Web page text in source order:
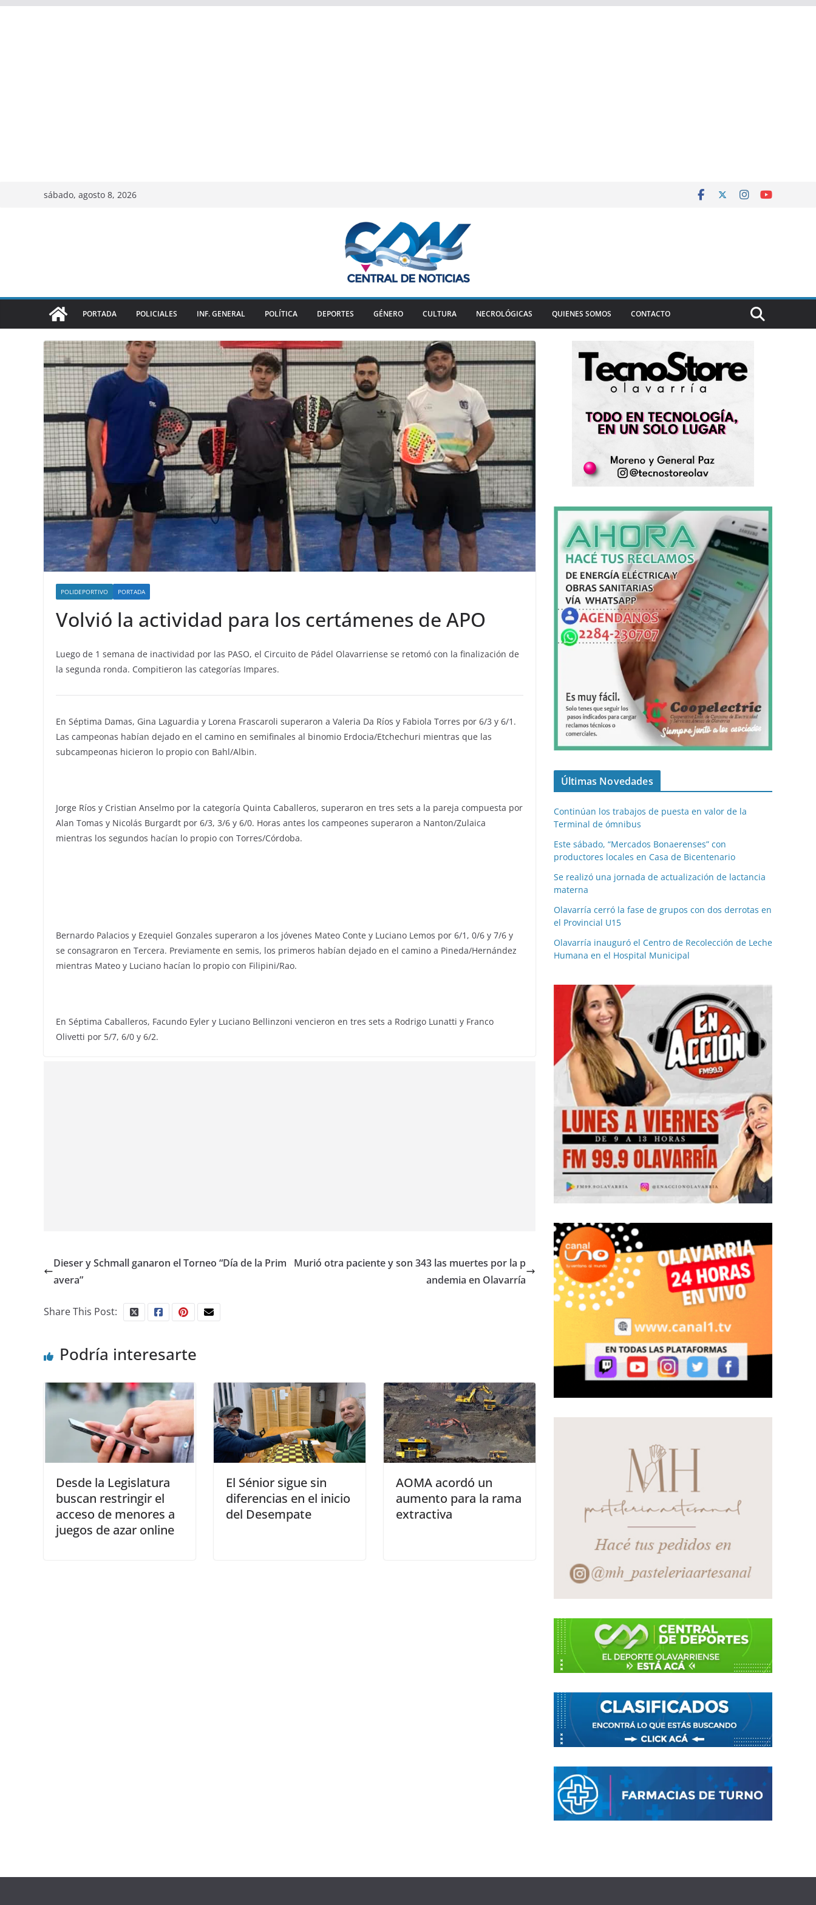
sábado, agosto 8, 2026
PORTADA POLICIALES INF. GENERAL POLÍTICA DEPORTES GÉNERO CULTURA NECROLÓGICAS QUIENES SOMOS CONTACTO
POLIDEPORTIVO PORTADA
Volvió la actividad para los certámenes de APO
Luego de 1 semana de inactividad por las PASO, el Circuito de Pádel Olavarriense se retomó con la finalización de
la segunda ronda. Compitieron las categorías Impares.
En Séptima Damas, Gina Laguardia y Lorena Frascaroli superaron a Valeria Da Ríos y Fabiola Torres por 6/3 y 6/1.
Las campeonas habían dejado en el camino en semifinales al binomio Erdocia/Etchechuri mientras que las
subcampeonas hicieron lo propio con Bahl/Albin.
Jorge Ríos y Cristian Anselmo por la categoría Quinta Caballeros, superaron en tres sets a la pareja compuesta por
Alan Tomas y Nicolás Burgardt por 6/3, 3/6 y 6/0. Horas antes los campeones superaron a Nanton/Zulaica
mientras los segundos hacían lo propio con Torres/Córdoba.
Bernardo Palacios y Ezequiel Gonzales superaron a los jóvenes Mateo Conte y Luciano Lemos por 6/1, 0/6 y 7/6 y
se consagraron en Tercera. Previamente en semis, los primeros habían dejado en el camino a Pineda/Hernández
mientras Mateo y Luciano hacían lo propio con Filipini/Rao.
En Séptima Caballeros, Facundo Eyler y Luciano Bellinzoni vencieron en tres sets a Rodrigo Lunatti y Franco
Olivetti por 5/7, 6/0 y 6/2.
Dieser y Schmall ganaron el Torneo “Día de la Prim
avera”
Murió otra paciente y son 343 las muertes por la p
andemia en Olavarría
Share This Post:
Podría interesarte
Desde la Legislatura
buscan restringir el
acceso de menores a
juegos de azar online
El Sénior sigue sin
diferencias en el inicio
del Desempate
AOMA acordó un
aumento para la rama
extractiva
Últimas Novedades
Continúan los trabajos de puesta en valor de la
Terminal de ómnibus
Este sábado, “Mercados Bonaerenses” con
productores locales en Casa de Bicentenario
Se realizó una jornada de actualización de lactancia
materna
Olavarría cerró la fase de grupos con dos derrotas en
el Provincial U15
Olavarría inauguró el Centro de Recolección de Leche
Humana en el Hospital Municipal